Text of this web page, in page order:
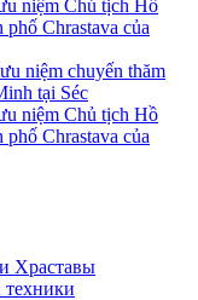
niệm Chủ tịch Hồ
Chrastava của
niệm chuyến thăm
tại Séc
niệm Chủ tịch Hồ
Chrastava của
Храставы